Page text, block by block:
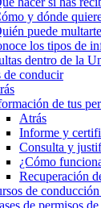
y dónde
puede
los tipos de
dentro de la
de conducir
de tus
Atrás
Informe y
Consulta y
¿Cómo
Recuperación
de